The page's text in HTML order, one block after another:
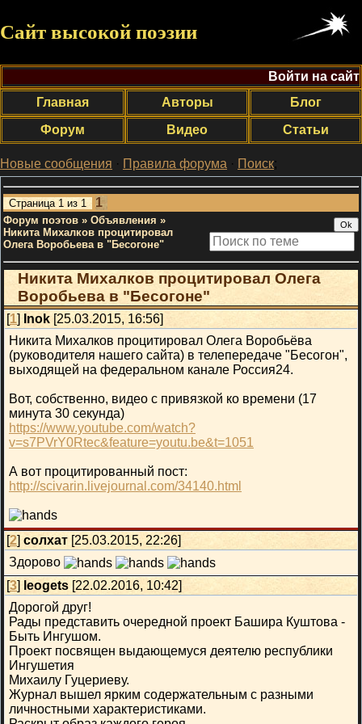
Сайт высокой поэзии
Войти на сайт
Главная
Авторы
Блог
Форум
Видео Статьи
Новые сообщения · Правила форума · Поиск;
Страница 1 из 1 1
Форум поэтов » Объявления »
Никита Михалков процитировал
Олега Воробьева в "Бесогоне"
Никита Михалков процитировал Олега
Воробьева в "Бесогоне"
[1] Inok [25.03.2015, 16:56]
Никита Михалков процитировал Олега Воробьёва
(руководителя нашего сайта) в телепередаче "Бесогон",
выходящей на федеральном канале Россия24.
Вот, собственно, видео с привязкой ко времени (17
минута 30 секунда)
https://www.youtube.com/watch?
v=s7PVrY0Rtec&feature=youtu.be&t=1051
А вот процитированный пост:
http://scivarin.livejournal.com/34140.html
[2] солхат [25.03.2015, 22:26]
Здорово
[3] leogets [22.02.2016, 10:42]
Дорогой друг!
Рады представить очередной проект Башира Куштова -
Быть Ингушом.
Проект посвящен выдающемуся деятелю республики
Ингушетия
Михаилу Гуцериеву.
Журнал вышел ярким содержательным с разными
личностными характеристиками.